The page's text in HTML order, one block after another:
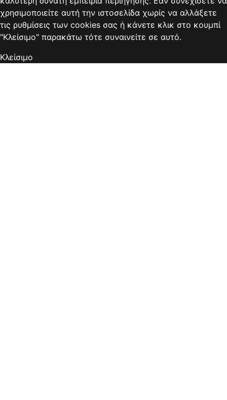
χρησιμοποιείτε αυτή την ιστοσελίδα χωρίς να αλλάξετε
τις ρυθμίσεις των cookies σας ή κάνετε κλικ στο κουμπί
"Κλείσιμο" παρακάτω τότε συναινείτε σε αυτό.
Κλείσιμο